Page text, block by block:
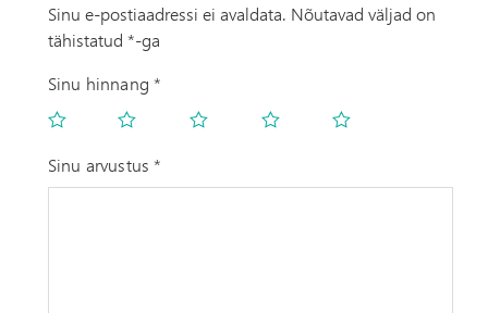
Sinu e-postiaadressi ei avaldata. Nõutavad väljad on
tähistatud *-ga
Sinu hinnang*
Sinu arvustus*